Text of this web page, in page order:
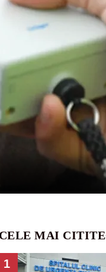
CELE MAI CITITE
1